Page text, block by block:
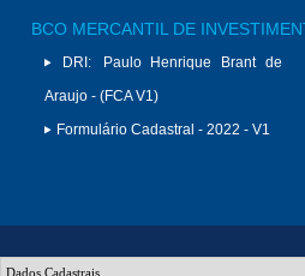
BCO MERCANTIL DE
DRI:
Paulo Henrique Brant de
Araujo - (FCA V1)
Formulário Cadastral - 2022 - V1